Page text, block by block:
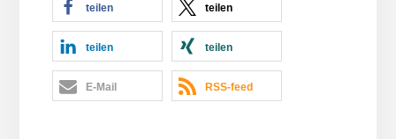
teilen teilen
teilen teilen
E-Mail RSS-feed